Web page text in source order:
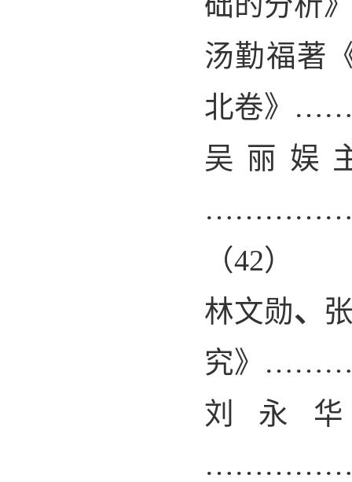
汤勤福著
北卷》
吴丽娱
（42）
林文勋、
究》
刘永